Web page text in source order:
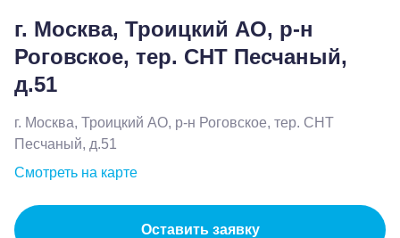
г. Москва, Троицкий АО, р-н
Роговское, тер. СНТ Песчаный,
д.51
г. Москва, Троицкий АО, р-н Роговское, тер. СНТ
Песчаный, д.51
Смотреть на карте
Оставить заявку